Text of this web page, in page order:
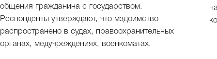
общения гражданина с государством.
Респонденты утверждают, что мздоимство
распространено в судах, правоохранительных
органах, медучреждениях, военкоматах.